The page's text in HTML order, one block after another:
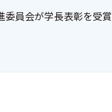
委員会が学長表彰を受賞